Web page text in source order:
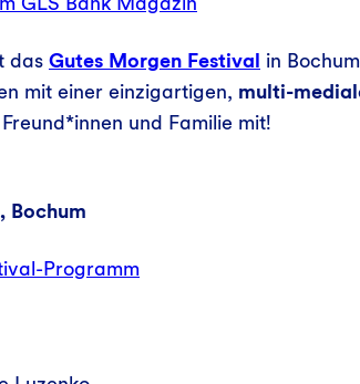
das Gutes Morgen Festival in
mit einer einzigartigen, multi-
und Familie mit!
Bochum
Programm